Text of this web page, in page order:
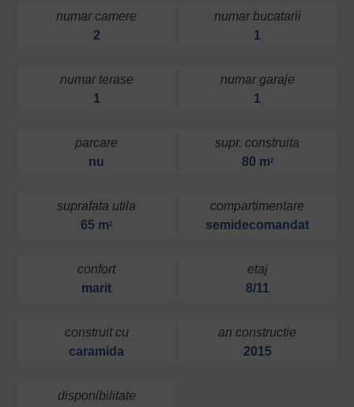
numar camere
2
numar bucatarii
1
numar terase
1
numar garaje
1
parcare
nu
supr. construita
80 m2
suprafata utila
65 m2
compartimentare
semidecomandat
confort
marit
etaj
8/11
construit cu
caramida
an constructie
2015
disponibilitate